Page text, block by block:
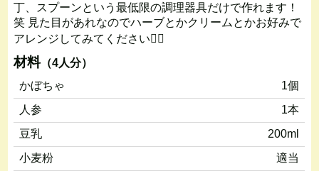
丁、スプーンという最低限の調理器具だけで作れます！
笑 見た目があれなのでハーブとかクリームとかお好みで
アレンジしてみてください🙇‍♂️
材料（4人分）
かぼちゃ
1個
人参
1本
豆乳
200ml
小麦粉
適当